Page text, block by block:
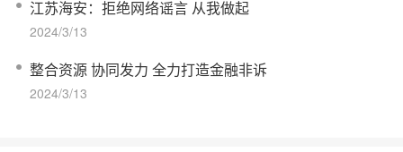
江苏海安：拒绝网络谣言 从我做起
2024/3/13
整合资源 协同发力 全力打造金融非诉
2024/3/13